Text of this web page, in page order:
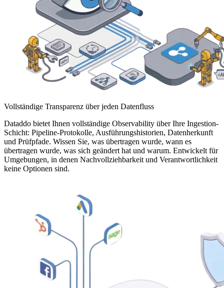
Vollständige Transparenz über jeden Datenfluss
Dataddo bietet Ihnen vollständige Observability über Ihre Ingestion-
Schicht: Pipeline-Protokolle, Ausführungshistorien, Datenherkunft
und Prüfpfade. Wissen Sie, was übertragen wurde, wann es
übertragen wurde, was sich geändert hat und warum. Entwickelt für
Umgebungen, in denen Nachvollziehbarkeit und Verantwortlichkeit
keine Optionen sind.